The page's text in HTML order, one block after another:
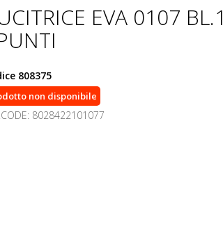
EVA 0107 BL.1
808375
non disponibile
8028422101077